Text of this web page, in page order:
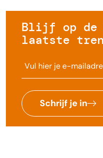
Blijf op de
laatste
Schrijf je in